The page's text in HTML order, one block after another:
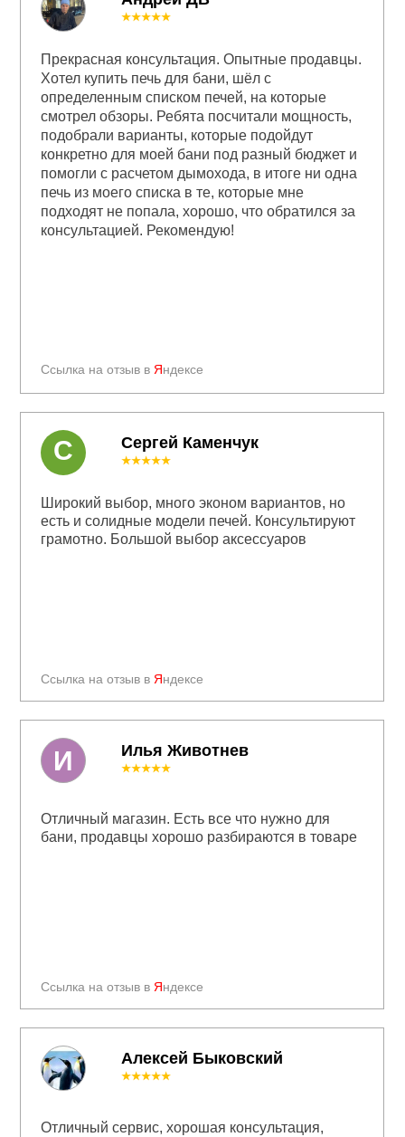
Ссылка на отзыв в Яндексе
★★★★★
Прекрасная консультация. Опытные продавцы.
Хотел купить печь для бани, шёл с
определенным списком печей, на которые
смотрел обзоры. Ребята посчитали мощность,
подобрали варианты, которые подойдут
конкретно для моей бани под разный бюджет и
помогли с расчетом дымохода, в итоге ни одна
печь из моего списка в те, которые мне
подходят не попала, хорошо, что обратился за
консультацией. Рекомендую!
Сергей Каменчук
Ссылка на отзыв в Яндексе
★★★★★
Широкий выбор, много эконом вариантов, но
есть и солидные модели печей. Консультируют
грамотно. Большой выбор аксессуаров
С
Илья Животнев
Ссылка на отзыв в Яндексе
★★★★★
Отличный магазин. Есть все что нужно для
бани, продавцы хорошо разбираются в товаре
И
Алексей Быковский
★★★★★
Отличный сервис, хорошая консультация,